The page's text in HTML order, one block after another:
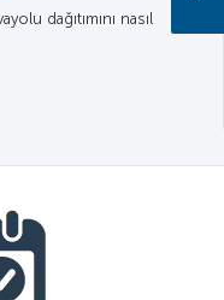
dağıtımını nasıl